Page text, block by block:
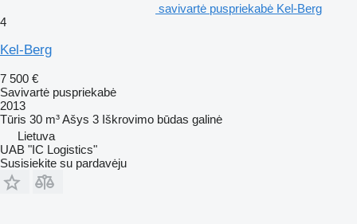
savivartė puspriekabė Kel-Berg
4
Kel-Berg
7 500 €
Savivartė puspriekabė
2013
Tūris 30 m³Ašys 3 Iškrovimo būdas galinė
Lietuva
UAB "IC Logistics"
Susisiekite su pardavėju